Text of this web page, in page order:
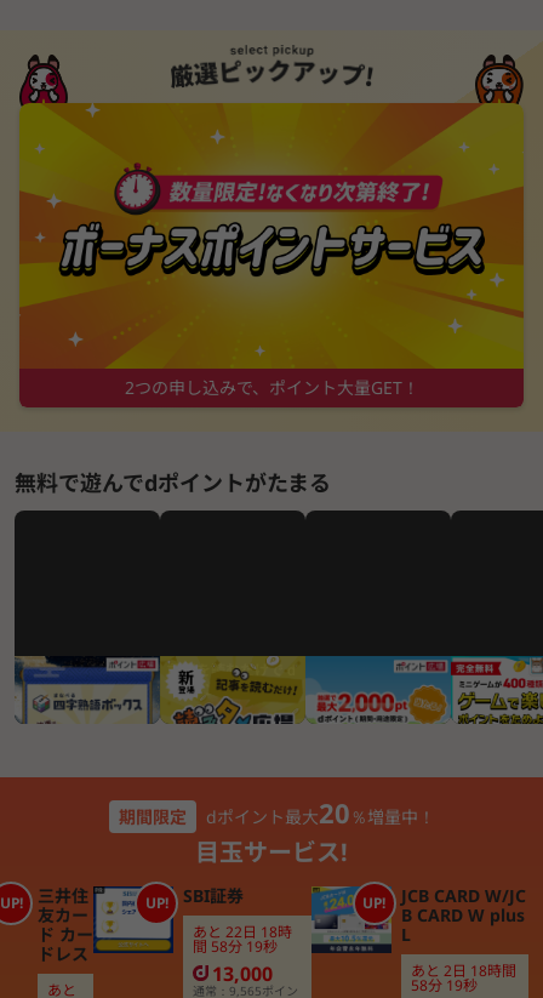
2つの申し込みで、ポイント大量GET！
無料で遊んでdポイントがたまる
【新登場】あなたの
四字熟語の知識
は！?
記事を読むだけでｄ
ポイントがもらえ
る！
最大2,000ｄポイン
ト当たる！
自分だけの
ームを見つ
期間限定 dポイント最大20 ％増量中！
目玉サービス!
UP!
三井住
友カー
ド カー
ドレス
あと
UP! SBI証券
あと22日 18時
間 58分 18秒
13,000
通常：9,565ポイン
UP!
JCB CARD W/JC
B CARD W plus
L
あと 2日 18時間
58分 18秒